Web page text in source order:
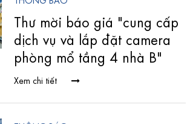
Thư mời báo giá "cung cấp
dịch vụ và lắp đặt camera
phòng mổ tầng 4 nhà B"
Xem chi tiết